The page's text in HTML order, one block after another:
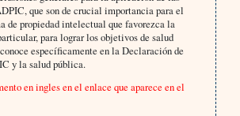
que son de crucial importancia para el
de propiedad intelectual que favorezca la
para lograr los objetivos de salud
específicamente en la Declaración de
y la salud pública.
en ingles en el enlace que aparece en el